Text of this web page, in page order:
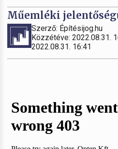
Műemléki
Szerző: Építésijog.hu
Közzétéve: 2022.08.31.
2022.08.31. 16:41